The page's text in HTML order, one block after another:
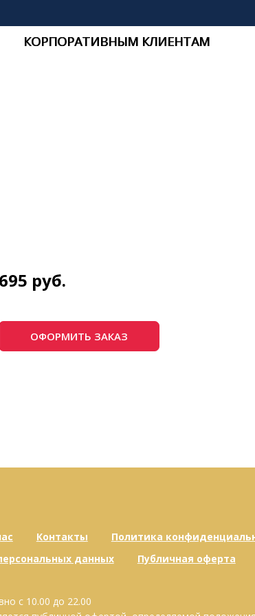
КОРПОРАТИВНЫМ КЛИЕНТАМ
695 руб.
ОФОРМИТЬ ЗАКАЗ
Контакты Политика
данных
Публичная оферта
с 10.00 до 22.00